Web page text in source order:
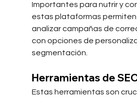
Importantes para nutrir y
estas plataformas permiten
analizar campañas de
con opciones de
segmentación.
Herramientas de
Estas herramientas son